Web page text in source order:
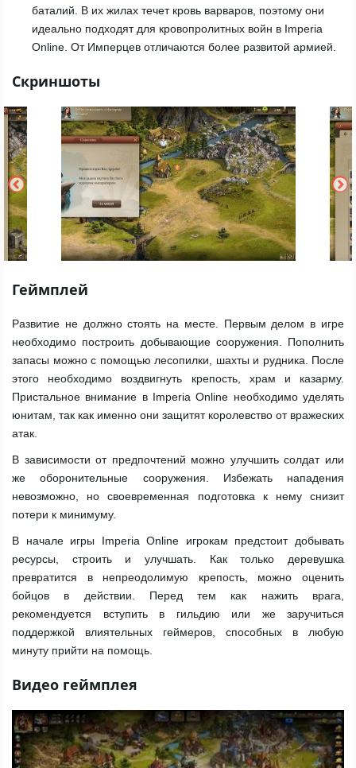
баталий. В их жилах течет кровь варваров, поэтому они
идеально подходят для кровопролитных войн в Imperia
Online. От Имперцев отличаются более развитой армией.
Скриншоты
Геймплей
Развитие не должно стоять на месте. Первым делом в игре
необходимо построить добывающие сооружения. Пополнить
запасы можно с помощью лесопилки, шахты и рудника. После
этого необходимо воздвигнуть крепость, храм и казарму.
Пристальное внимание в Imperia Online необходимо уделять
юнитам, так как именно они защитят королевство от вражеских
атак.
В зависимости от предпочтений можно улучшить солдат или
же оборонительные сооружения. Избежать нападения
невозможно, но своевременная подготовка к нему снизит
потери к минимуму.
В начале игры Imperia Online игрокам предстоит добывать
ресурсы, строить и улучшать. Как только деревушка
превратится в непреодолимую крепость, можно оценить
бойцов в действии. Перед тем как нажить врага,
рекомендуется вступить в гильдию или же заручиться
поддержкой влиятельных геймеров, способных в любую
минуту прийти на помощь.
Видео геймплея